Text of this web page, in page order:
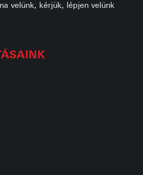
velünk, kérjük, lépjen velünk